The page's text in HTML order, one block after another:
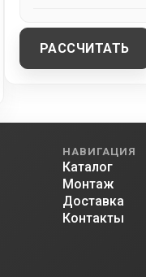
РАССЧИТАТЬ
НАВИГАЦИЯ
Каталог
Монтаж
Доставка
Контакты